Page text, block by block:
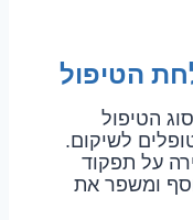
הטיפול
הטיפול
לשיקום.
על תפקוד
ומשפר את